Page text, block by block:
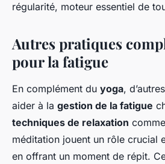
régularité, moteur essentiel de
Autres pratiques
pour la fatigue
En complément du yoga,
aider à la gestion de la fatigue
techniques de relaxation
méditation jouent un rôle crucial
en offrant un moment de répit.